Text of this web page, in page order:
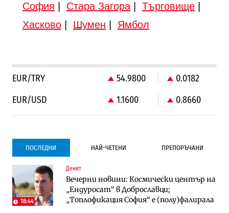
София
Стара Загора| Търговище|
Хасково| Шумен Ямбол
EUR/TRY 54.9800
0.0182
EUR/USD
1.1600 0.8660
ПОСЛЕДНИ НАЙ-ЧЕТЕНИ ПРЕПОРЪЧАНИ
18:44
Денят
Вечерни новини: Космически център на
„Ендуросат“ в Доброславци;
„Топлофикация София“ e (полу)фалирала
Градоустройство
Столична община избра изпълнител за
преместването на трамвайното
трасе по бул. „Скобелев“
Компании
Vivacom предлага над 150 устройства с
90% отстъпка през август